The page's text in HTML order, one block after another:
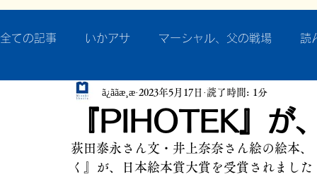
全ての記事 いかアサ マーシャル、父の戦場 読
秘蔵写真200枚でたどるアジア・太平洋戦争
作った本・作っている本 記事掲載・広告 病気
『PIHOTEK』が
ã¿ããæ¸æ 2023年5月17日 読了時間: 1分
荻田泰永さん文・井上奈奈さん絵の絵本
く』が、日本絵本賞大賞を受賞されました